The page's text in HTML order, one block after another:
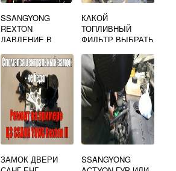
SSANGYONG
REXTON
ДАВЛЕНИЕ В
КАКОЙ
ТОПЛИВНЫЙ
ФИЛЬТР ВЫБРАТЬ
ССАНГЙОНГ
АКТИОН
ЗАМОК ДВЕРИ
SSANGYONG